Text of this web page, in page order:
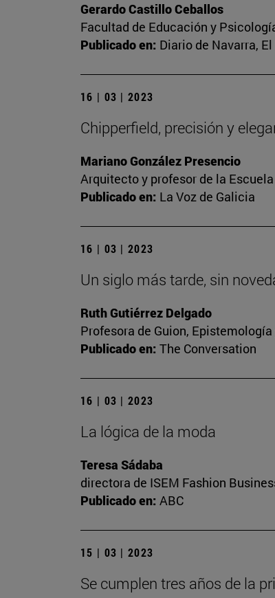
Gerardo Castillo Ceballos
Facultad de Educación y
Publicado en: Diario de Navarra,
16 | 03 | 2023
Chipperfield, precisión y
Mariano González Presencio
Arquitecto y profesor de la
Publicado en: La Voz de Galicia
16 | 03 | 2023
Un siglo más tarde, sin
Ruth Gutiérrez Delgado
Profesora de Guion,
Publicado en: The Conversation
16 | 03 | 2023
La lógica de la moda
Teresa Sádaba
directora de ISEM Fashion
Publicado en: ABC
15 | 03 | 2023
Se cumplen tres años de la